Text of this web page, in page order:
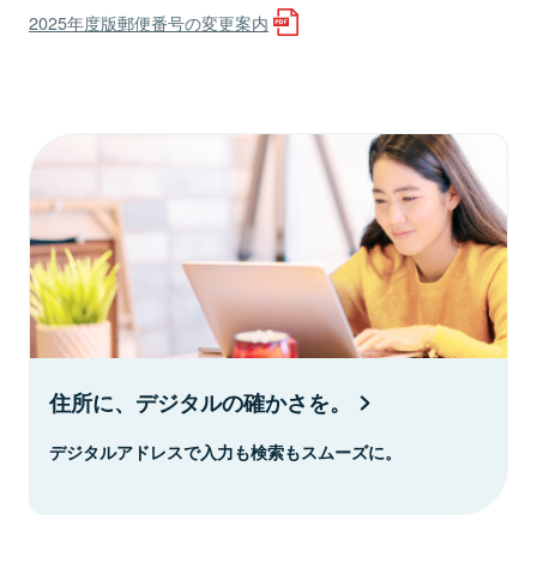
2025年度版郵便番号の変更案内
住所に、デジタルの確かさを。
デジタルアドレスで入力も検索もスムーズに。